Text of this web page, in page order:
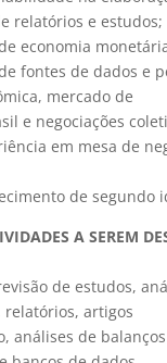
relatórios e estudos;
economia
fontes de dados e
mercado de
e negociações
em mesa de
de segundo
A SEREM
de estudos,
artigos
análises de